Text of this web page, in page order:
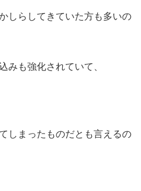
しらしてきていた方も多いの
みも強化されていて、
しまったものだとも言えるの